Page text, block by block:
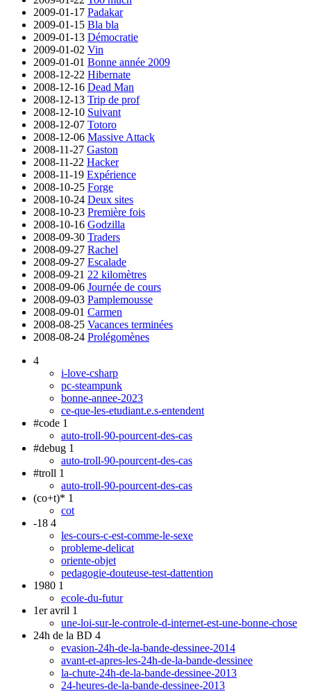
2009-01-17 Padakar
2009-01-15 Bla bla
2009-01-13 Démocratie
2009-01-02 Vin
2009-01-01 Bonne année 2009
2008-12-22 Hibernate
2008-12-16 Dead Man
2008-12-13 Trip de prof
2008-12-10 Suivant
2008-12-07 Totoro
2008-12-06 Massive Attack
2008-11-27 Gaston
2008-11-22 Hacker
2008-11-19 Expérience
2008-10-25 Forge
2008-10-24 Deux sites
2008-10-23 Première fois
2008-10-16 Godzilla
2008-09-30 Traders
2008-09-27 Rachel
2008-09-27 Escalade
2008-09-21 22 kilomètres
2008-09-06 Journée de cours
2008-09-03 Pamplemousse
2008-09-01 Carmen
2008-08-25 Vacances terminées
2008-08-24 Prolégomènes
4
i-love-csharp
pc-steampunk
bonne-annee-2023
ce-que-les-etudiant.e.s-entendent
#code 1
auto-troll-90-pourcent-des-cas
#debug 1
auto-troll-90-pourcent-des-cas
#troll 1
auto-troll-90-pourcent-des-cas
(co+t)* 1
cot
-18 4
les-cours-c-est-comme-le-sexe
probleme-delicat
oriente-objet
pedagogie-douteuse-test-dattention
1980 1
ecole-du-futur
1er avril 1
une-loi-sur-le-controle-d-internet-est-une-bonne-chose
24h de la BD 4
evasion-24h-de-la-bande-dessinee-2014
avant-et-apres-les-24h-de-la-bande-dessinee
la-chute-24h-de-la-bande-dessinee-2013
24-heures-de-la-bande-dessinee-2013